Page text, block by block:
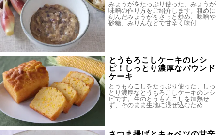
みょうがをたっぷり使った、みょうが
味噌の作り方をご紹介します。粗めに
刻んだみょうがをさっと炒め、味噌や
砂糖、みりんなどで甘辛く味付…
とうもろこしケーキのレシ
ピ！しっとり濃厚なパウンド
ケーキ
とうもろこしをたっぷり使った、しっ
とり濃厚なとうもろこしケーキのレシ
ピです。生のとうもろこしを加熱せ
ず、そのまま生地に混ぜ込むため…